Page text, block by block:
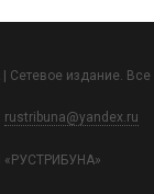
издание. Все
rustribuna@yandex.ru